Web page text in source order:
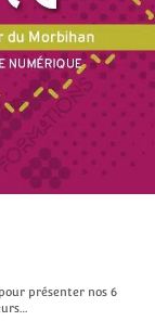
présenter nos 6